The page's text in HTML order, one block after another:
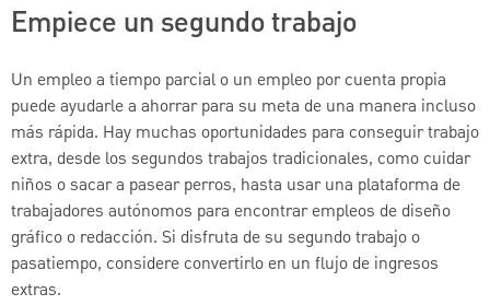
Empiece un segundo trabajo
Un empleo a tiempo parcial o un empleo por cuenta propia
puede ayudarle a ahorrar para su meta de una manera incluso
más rápida. Hay muchas oportunidades para conseguir trabajo
extra, desde los segundos trabajos tradicionales, como cuidar
niños o sacar a pasear perros, hasta usar una plataforma de
trabajadores autónomos para encontrar empleos de diseño
gráfico o redacción. Si disfruta de su segundo trabajo o
pasatiempo, considere convertirlo en un flujo de ingresos
extras.